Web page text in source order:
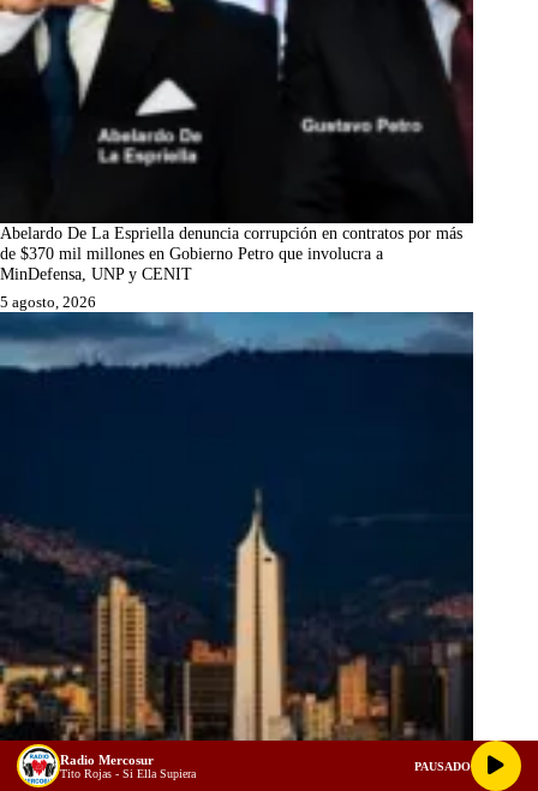
Abelardo De La Espriella denuncia corrupción en contratos por más
de $370 mil millones en Gobierno Petro que involucra a
MinDefensa, UNP y CENIT
5 agosto, 2026
Radio Mercosur
Tito Rojas - Si Ella Supiera
PAUSADO